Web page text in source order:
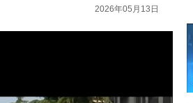
2026年05月13日